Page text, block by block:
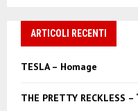
h
ARTICOLI RECENTI
TESLA – Homage
THE PRETTY RECKLESS –